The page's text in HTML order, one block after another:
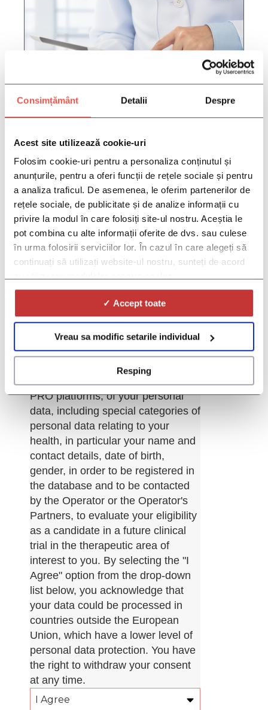
Consimțământ Detalii Despre
Acest site utilizează cookie-uri
Folosim cookie-uri pentru a personaliza conținutul și
anunțurile, pentru a oferi funcții de rețele sociale și pentru
a analiza traficul. De asemenea, le oferim partenerilor de
rețele sociale, de publicitate și de analize informații cu
privire la modul în care folosiți site-ul nostru. Aceștia le
pot combina cu alte informații oferite de dvs. sau culese
în urma folosirii serviciilor lor. În cazul în care alegeți să
continuați să utilizați website-ul nostru, sunteți de acord
✓ Accept toate
Vreau sa modific setarile individual
Resping
HERE:
*Gender:
*By selecting the "I Agree" option
from the drop-down list below, you
give your consent for the
processing by Red Lion SRL
("Operator"), the company that
administers the DOC and DOC
PRO platforms, of your personal
data, including special categories of
personal data relating to your
health, in particular your name and
contact details, date of birth,
gender, in order to be registered in
the database and to be contacted
by the Operator or the Operator's
Partners, to evaluate your eligibility
as a candidate in a future clinical
trial in the therapeutic area of
interest to you. By selecting the "I
Agree" option from the drop-down
list below, you acknowledge that
your data could be processed in
countries outside the European
Union, which have a lower level of
personal data protection. You have
the right to withdraw your consent
at any time.